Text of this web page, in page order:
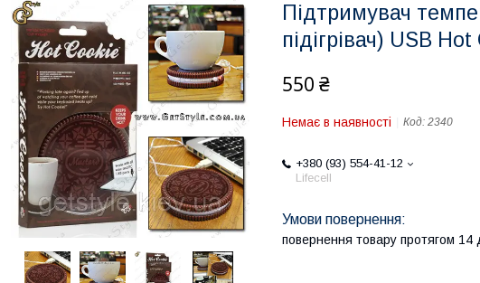
Підтримувач
підігрівач) USB
550 ₴
Немає в наявності Код: 2340
+380 (93) 554-41-12
Lifecell
повернення товару протягом 14